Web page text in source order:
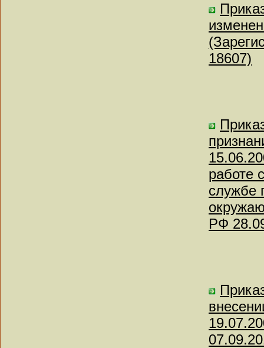
18607)
работе
службе
РФ